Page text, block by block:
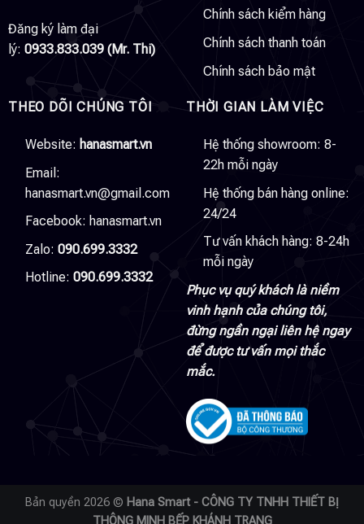
Đăng ký làm đại
lý: 0933.833.039 (Mr. Thi)
Chính sách kiểm hàng
Chính sách thanh toán
Chính sách bảo mật
THEO DÕI CHÚNG TÔI
Website: hanasmart.vn
Email:
hanasmart.vn@gmail.com
Facebook: hanasmart.vn
Zalo: 090.699.3332
Hotline: 090.699.3332
THỜI GIAN LÀM VIỆC
Hệ thống showroom: 8-
22h mỗi ngày
Hệ thống bán hàng online:
24/24
Tư vấn khách hàng: 8-24h
mỗi ngày
Phục vụ quý khách là niềm
vinh hạnh của chúng tôi,
đừng ngần ngại liên hệ ngay
để được tư vấn mọi thắc
mắc.
Bản quyền 2026 © Hana Smart - CÔNG TY TNHH THIẾT BỊ
THÔNG MINH BẾP KHÁNH TRANG